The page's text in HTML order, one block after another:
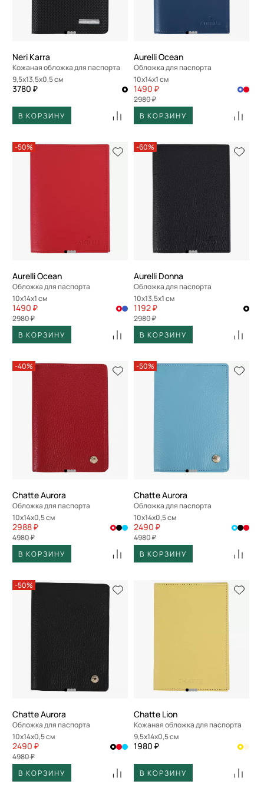
Neri Karra
Кожаная обложка для паспорта
9,5x13,5x0,5 см
3780 ₽
В КОРЗИНУ
Aurelli Ocean
Обложка для паспорта
10x14x1 см
1490 ₽
2980 ₽
В КОРЗИНУ
-50%
Aurelli Ocean
Обложка для паспорта
10x14x1 см
1490 ₽
2980 ₽
В КОРЗИНУ
-60%
Aurelli Donna
Обложка для паспорта
10x13,5x1 см
1192 ₽
2980 ₽
В КОРЗИНУ
-40%
Chatte Aurora
Обложка для паспорта
10x14x0,5 см
2988 ₽
4980 ₽
В КОРЗИНУ
-50%
Chatte Aurora
Обложка для паспорта
10x14x0,5 см
2490 ₽
4980 ₽
В КОРЗИНУ
-50%
Chatte Aurora
Обложка для паспорта
10x14x0,5 см
2490 ₽
4980 ₽
В КОРЗИНУ
Chatte Lion
Кожаная обложка для паспорта
9,5x14x0,5 см
1980 ₽
В КОРЗИНУ